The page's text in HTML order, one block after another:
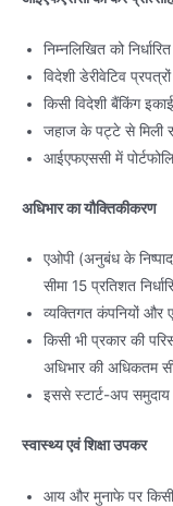
निम्नलिखित को
विदेशी डेरीवेटिव
किसी विदेशी बैंकिंग
जहाज के पट्टे से मिली
आईएफएससी में
अधिभार का यौक्तिकीकरण
एओपी (अनुबंध के
सीमा 15 प्रतिशत
व्यक्तिगत कंपनियों और
किसी भी प्रकार की
अधिभार की अधिकतम
इससे स्टार्ट-अप समुदाय
स्वास्थ्य एवं शिक्षा उपकर
आय और मुनाफे पर किसी